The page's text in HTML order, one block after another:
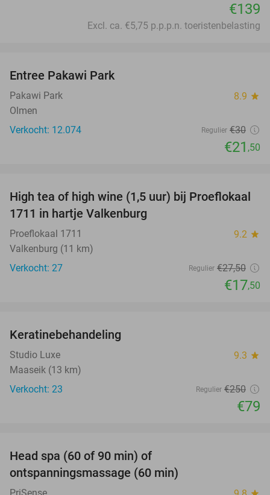
€139
Excl. ca. €5,75 p.p.p.n. toeristenbelasting
Entree Pakawi Park
Pakawi Park 8.9 star
Olmen
Verkocht: 12.074
Regulier €30
€21 ,50
36%
High tea of high wine (1,5 uur) bij Proeflokaal
1711 in hartje Valkenburg
Proeflokaal 1711 9.2 star
Valkenburg (11 km)
Verkocht: 27
Regulier €27,50
€17,50
Keratinebehandeling
Studio Luxe 9.3 star
Maaseik (13 km)
Verkocht: 23
Regulier €250
€79
Head spa (60 of 90 min) of
ontspanningsmassage (60 min)